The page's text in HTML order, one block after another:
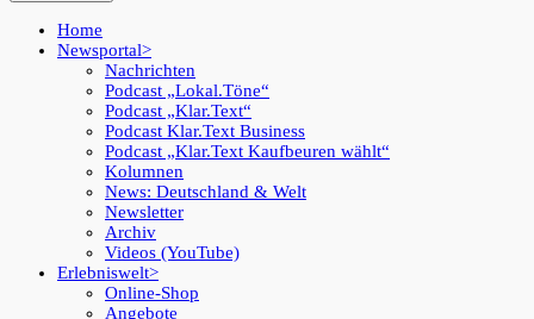
Home
Newsportal
Nachrichten
Podcast „Lokal.Töne“
Podcast „Klar.Text“
Podcast Klar.Text Business
Podcast „Klar.Text Kaufbeuren wählt“
Kolumnen
News: Deutschland & Welt
Newsletter
Archiv
Videos (YouTube)
Erlebniswelt
Online-Shop
Angebote